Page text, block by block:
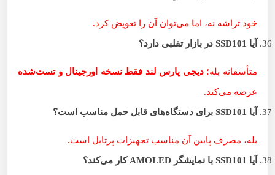
خود تراشه نه، اما می‌توان آن را تعویض کرد.
آیا در بازار تقلبی دارد؟
متأسفانه بله؛دیجی پارس لند فقط نسخه اورجینال و تست‌شده
عرضه می‌کند.
آیا برای دستگاه‌های قابل حمل مناسب است؟
بله، مصرف پایین آن مناسب تجهیزات پرتابل است.
آیا با نمایشگر کار می‌کند؟